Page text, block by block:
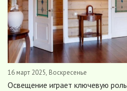
16 март 2025, Воскресенье
Освещение играет ключевую роль